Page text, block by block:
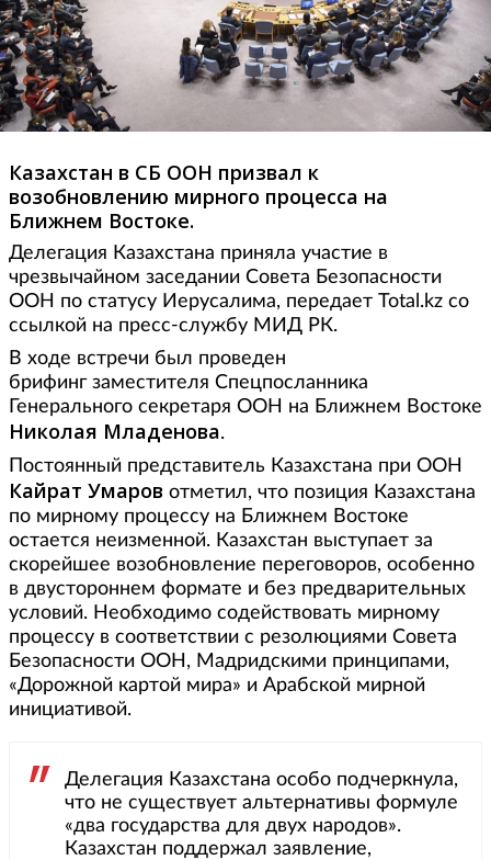
Казахстан в СБ ООН призвал к
возобновлению мирного процесса на
Ближнем Востоке.
Делегация Казахстана приняла участие в
чрезвычайном заседании Совета Безопасности
ООН по статусу Иерусалима, передает Total.kz со
ссылкой на пресс-службу МИД РК.
В ходе встречи был проведен
брифинг заместителя Спецпосланника
Генерального секретаря ООН на Ближнем Востоке
Николая Младенова.
Постоянный представитель Казахстана при ООН
Кайрат Умаров отметил, что позиция Казахстана
по мирному процессу на Ближнем Востоке
остается неизменной. Казахстан выступает за
скорейшее возобновление переговоров, особенно
в двустороннем формате и без предварительных
условий. Необходимо содействовать мирному
процессу в соответствии с резолюциями Совета
Безопасности ООН, Мадридскими принципами,
«Дорожной картой мира» и Арабской мирной
инициативой.
Делегация Казахстана особо подчеркнула,
что не существует альтернативы формуле
«два государства для двух народов».
Казахстан поддержал заявление,